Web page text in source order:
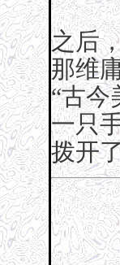
之后
那维
“古
一只
拨开